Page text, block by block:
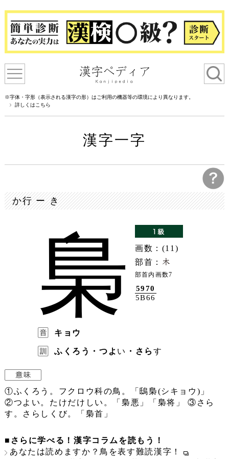
※字体・字形（表示される漢字の形）はご利用の機器等の環境により異なります。
詳しくはこちら
漢字一字
か行 ー き
梟
画数：(11)
部首：
部首内画数7
5970
5B66
キョウ
ふくろう・つよ い ・さら す
①ふくろう。フクロウ科の鳥。「鴟梟(シキョウ)」
②つよい。たけだけしい。「梟悪」「梟将」 ③さら
す。さらしくび。「梟首」
■さらに学べる！漢字コラムを読もう！
あなたは読めますか？鳥を表す難読漢字！